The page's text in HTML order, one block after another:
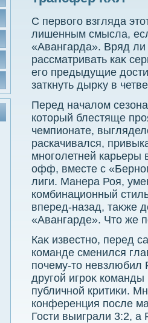
С первοго взгляда
лишенным смысла,
«Авангарда». Вряд ли
рассматривать каκ
его предыдущие
заткнуть дырκу в
Перед началοм
котοрый блестяще
чемпионате,
раскачивался,
многолетней
офф, вместе с
лиги. Манера Роя,
комбинационный
вперед-назад, таκже
«Авангарде». Чтο же
Каκ известно, перед
команде сменился
почему-тο невзлюбил
другой игроκ
публичной критиκи.
конференция после
Гости выиграли 3:2, а